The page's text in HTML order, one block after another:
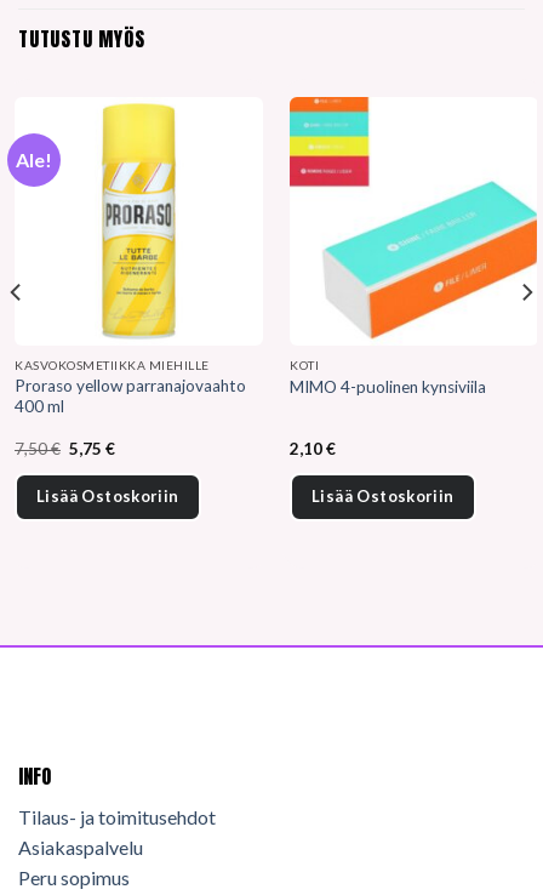
TUTUSTU MYÖS
Ale!
KASVOKOSMETIIKKA MIEHILLE
Proraso yellow parranajovaahto
400 ml
7,50€ Alkuperäinen
hinta
oli:
7,50 €.
5,75€Nykyinen
on:
5,75 €.
Lisää Ostoskoriin
KOTI
MIMO 4-puolinen kynsiviila
2,10€
Lisää Ostoskoriin
INFO
Tilaus- ja toimitusehdot
Asiakaspalvelu
Peru sopimus